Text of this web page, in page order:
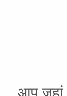
आप जहां